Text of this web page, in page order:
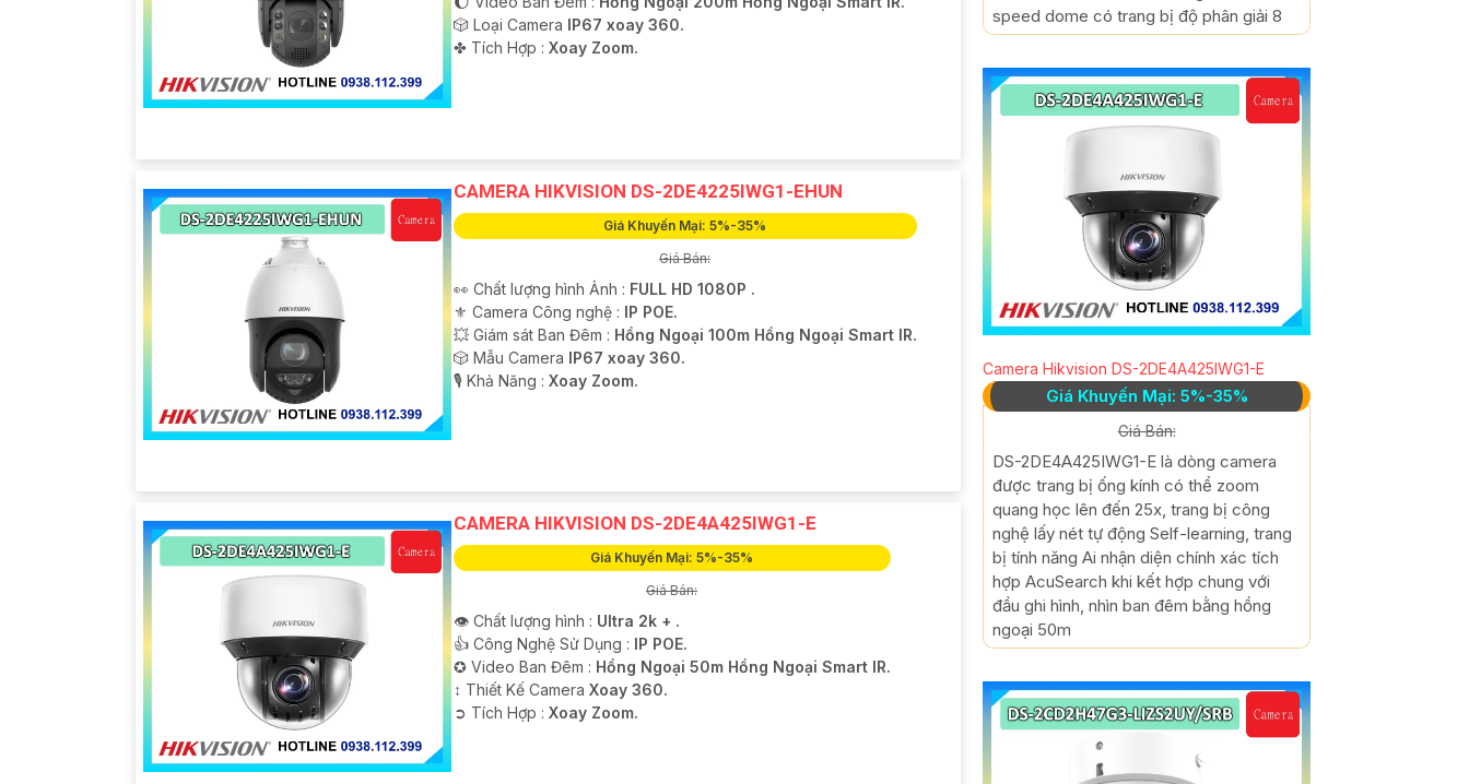
🎲 Loại Camera IP67 xoay 360.
️✤ Tích Hợp : Xoay Zoom.
CAMERA HIKVISION DS-2DE4225IWG1-EHUN
Giá Khuyến Mại: 5%-35%
Giá Bán:
️
👀 Chất lượng hình Ảnh : FULL HD 1080P .
⚜️ Camera Công nghệ : IP POE.
💥 Giám sát Ban Đêm : Hồng Ngoại 100m Hồng Ngoại Smart IR.
🎲 Mẫu Camera IP67 xoay 360.
️🎙 Khả Năng : Xoay Zoom.
CAMERA HIKVISION DS-2DE4A425IWG1-E
Giá Khuyến Mại: 5%-35%
Giá Bán:
👁 Chất lượng hình : Ultra 2k + .
👍 Công Nghệ Sử Dụng : IP POE.
✪ Video Ban Đêm : Hồng Ngoại 50m Hồng Ngoại Smart IR.
↕️ Thiết Kế Camera Xoay 360.
️➲ Tích Hợp : Xoay Zoom.
speed dome có trang bị độ phân giải 8
Camera Hikvision DS-2DE4A425IWG1-E
Giá Khuyến Mại: 5%-35%
Giá Bán:
DS-2DE4A425IWG1-E là dòng camera
được trang bị ống kính có thể zoom
quang học lên đến 25x, trang bị công
nghệ lấy nét tự động Self-learning, trang
bị tính năng Ai nhận diện chính xác tích
hợp AcuSearch khi kết hợp chung với
đầu ghi hình, nhìn ban đêm bằng hồng
ngoại 50m